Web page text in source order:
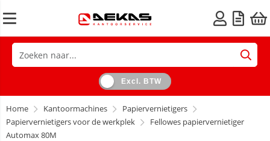
Excl. BTW
Home Kantoormachines
Papiervernietigers
Papiervernietigers voor de werkplek
Fellowes papiervernietiger
Automax 80M